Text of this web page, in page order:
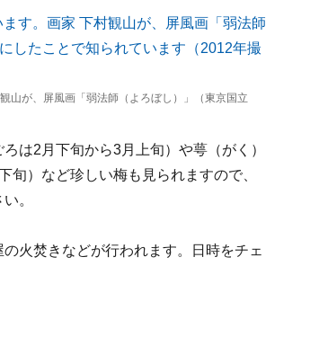
山が、屏風画「弱法師（よろぼし）」（東京国立
は2月下旬から3月上旬）や萼（がく）
）など珍しい梅も見られますので、
。
火焚きなどが行われます。日時をチェ